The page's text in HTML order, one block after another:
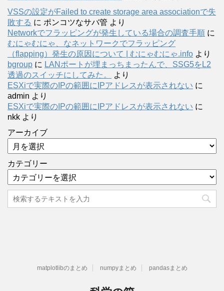
VSSの設定がFailed to create storage area associationで失
敗する に ポンコツなサバ管 より
Networkでフラッピングが発生している場合の調査手順 に
むにゃむにゃ、なネットワークでフラッピング
（flapping）発生の原因について | むにゃむにゃ.info より
bgroup に LANポートが埋まっちまったんで、SSG5をL2
透過のスイッチにしてみた。
より
ESXiで実際のIPの範囲にIPアドレスが表示されない に
admin より
ESXiで実際のIPの範囲にIPアドレスが表示されない に
nkk より
アーカイブ
カテゴリー
matplotlibのまとめ numpyまとめ pandasまとめ